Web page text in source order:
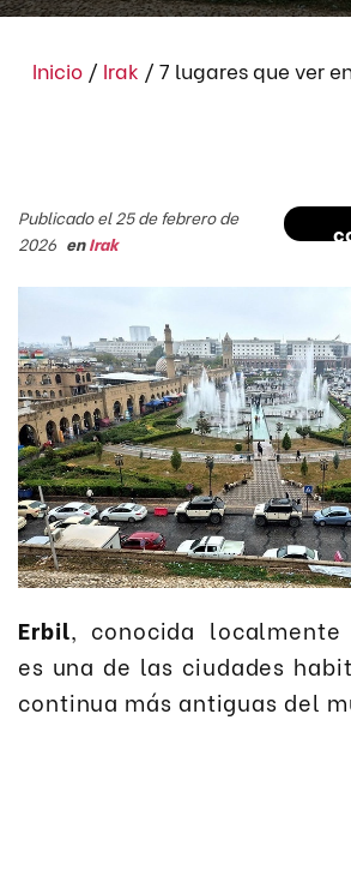
Inicio / Irak / 7 lugares que ver
Publicado el 25 de febrero de
2026 enIrak
Erbil, conocida localmente
es una de las ciudades
continua más antiguas del